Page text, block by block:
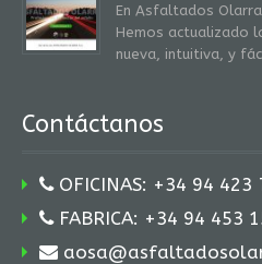
En Asfaltados
Hemos actualizado
nueva, intuitiva, y
Contáctanos
OFICINAS: +34 94 423
FABRICA: +34 94 453